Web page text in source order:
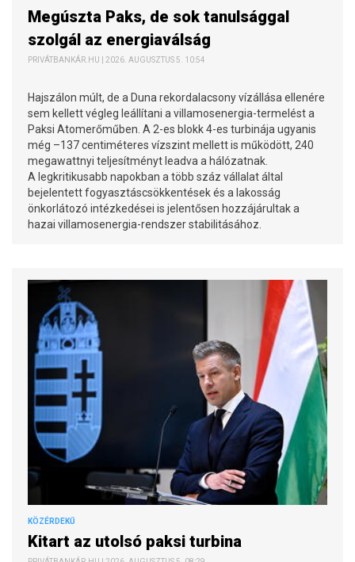
Megúszta Paks, de sok tanulsággal
szolgál az energiaválság
PRIVÁTBANKÁR.HU | 2026. AUGUSZTUS 5. 10:54
Hajszálon múlt, de a Duna rekordalacsony vízállása ellenére
sem kellett végleg leállítani a villamosenergia-termelést a
Paksi Atomerőműben. A 2-es blokk 4-es turbinája ugyanis
még –137 centiméteres vízszint mellett is működött, 240
megawattnyi teljesítményt leadva a hálózatnak.
A legkritikusabb napokban a több száz vállalat által
bejelentett fogyasztáscsökkentések és a lakosság
önkorlátozó intézkedései is jelentősen hozzájárultak a
hazai villamosenergia-rendszer stabilitásához.
KÖZÉRDEKŰ
Kitart az utolsó paksi turbina